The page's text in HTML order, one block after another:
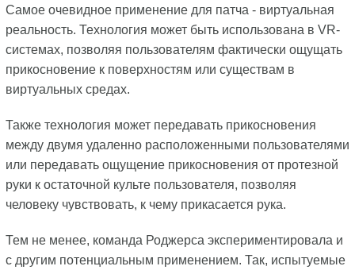
Самое очевидное применение для патча - виртуальная
реальность. Технология может быть использована в VR-
системах, позволяя пользователям фактически ощущать
прикосновение к поверхностям или существам в
виртуальных средах.
Также технология может передавать прикосновения
между двумя удаленно расположенными пользователями
или передавать ощущение прикосновения от протезной
руки к остаточной культе пользователя, позволяя
человеку чувствовать, к чему прикасается рука.
Тем не менее, команда Роджерса экспериментировала и
с другим потенциальным применением. Так, испытуемые